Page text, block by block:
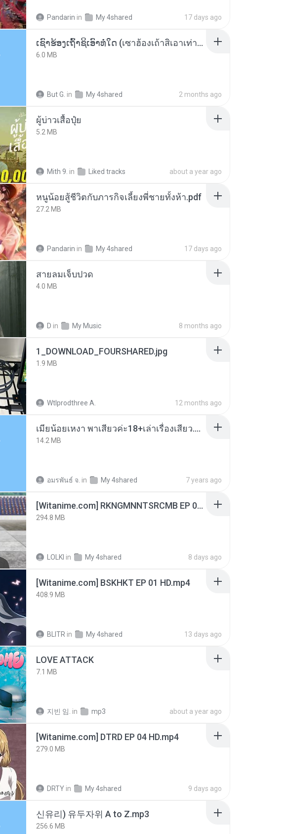
Pandarin in My 4shared 17 days ago
ເຊົາຮ້ອງເຖົ້າຊິເອົາທໍ່ໃດ (เซาฮ้องเถ้าสิเอาเท่าใด) ບຸນເກີດ ຫນູຫ່ວງ ft. ໂສພາ ຈຸນທະລາ
6.0 MB
But G. in My 4shared 2 months ago
ผู้บ่าวเสื้อปุ๋ย
5.2 MB
Mith 9. in Liked tracks about a year ago
หนูน้อยสู้ชีวิตกับภารกิจเลี้ยงพี่ชายทั้งห้า.pdf
27.2 MB
Pandarin in My 4shared 17 days ago
สายลมเจ็บปวด
4.0 MB
D in My Music 8 months ago
1_DOWNLOAD_FOURSHARED.jpg
1.9 MB
Wtlprodthree A. 12 months ago
เมียน้อยเหงา พาเสียวค่ะ18+เล่าเรื่องเสียว.mp3
14.2 MB
อมรพันธ์ จ. in My 4shared 7 years ago
[Witanime.com] RKNGMNNTSRCMB EP 06 HD.mp4
294.8 MB
LOLKI in My 4shared 8 days ago
[Witanime.com] BSKHKT EP 01 HD.mp4
408.9 MB
BLITR in My 4shared 13 days ago
LOVE ATTACK
7.1 MB
지빈 임. in mp3 about a year ago
[Witanime.com] DTRD EP 04 HD.mp4
279.0 MB
DRTY in My 4shared 9 days ago
신유리) 유두자위 A to Z.mp3
256.6 MB